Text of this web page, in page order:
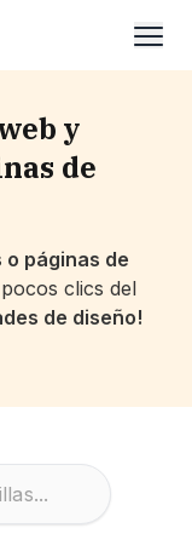
y
de
o páginas de
clics del
de diseño!